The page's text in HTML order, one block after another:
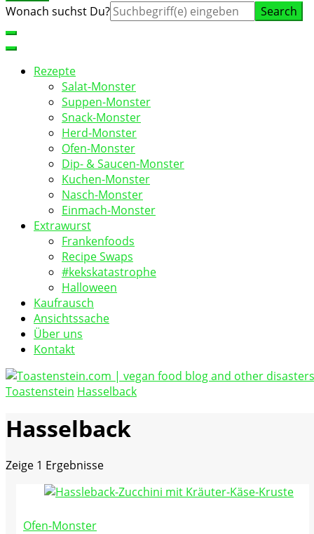
Suche
Wonach suchst Du?
Rezepte
Salat-Monster
Suppen-Monster
Snack-Monster
Herd-Monster
Ofen-Monster
Dip- & Saucen-Monster
Kuchen-Monster
Nasch-Monster
Einmach-Monster
Extrawurst
Frankenfoods
Recipe Swaps
#kekskatastrophe
Halloween
Kaufrausch
Ansichtssache
Über uns
Kontakt
Toastenstein.com
Toastenstein Hasselback
Hasselback
Zeige 1 Ergebnisse
Ofen-Monster